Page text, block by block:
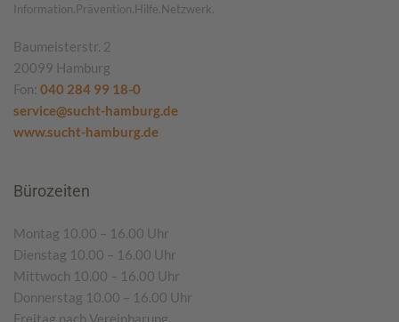
Information.Prävention.Hilfe.Netzwerk.
Baumeisterstr. 2
20099 Hamburg
Fon: 040 284 99 18-0
service@sucht-hamburg.de
www.sucht-hamburg.de
Bürozeiten
Montag 10.00 – 16.00 Uhr
Dienstag 10.00 – 16.00 Uhr
Mittwoch 10.00 – 16.00 Uhr
Donnerstag 10.00 – 16.00 Uhr
Freitag nach Vereinbarung